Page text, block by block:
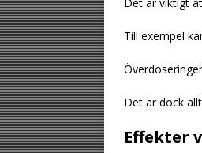
Till exempel
Det är dock
Effekter